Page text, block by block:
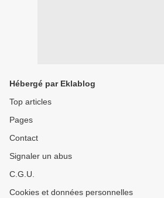
Hébergé par Eklablog
Top articles
Pages
Contact
Signaler un abus
C.G.U.
Cookies et données personnelles